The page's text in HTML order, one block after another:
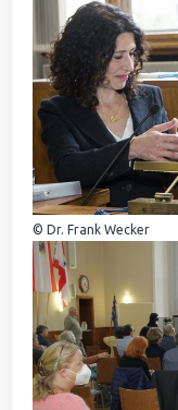
© Dr. Frank Wecker